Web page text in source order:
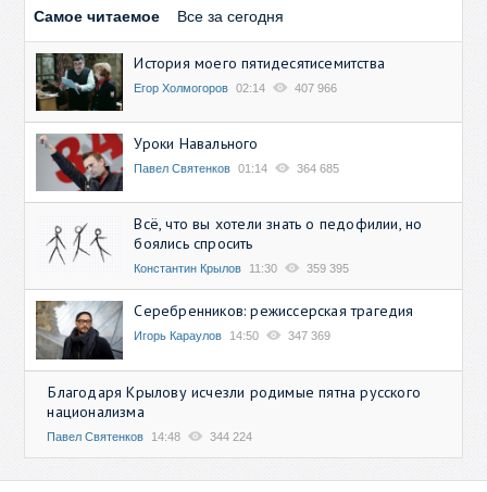
Самое читаемое Все за сегодня
История моего пятидесятисемитства
Егор Холмогоров 02:14 407 966
Уроки Навального
Павел Святенков 01:14 364 685
Всё, что вы хотели знать о педофилии, но
боялись спросить
Константин Крылов 11:30 359 395
Серебренников: режиссерская трагедия
Игорь Караулов 14:50 347 369
Благодаря Крылову исчезли родимые пятна русского
национализма
Павел Святенков 14:48 344 224